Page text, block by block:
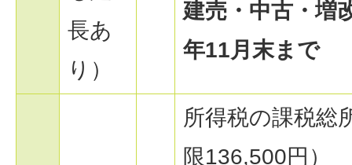
長あ
り）
建売・中古・増
年11月末まで
所得税の課税総
限136,500円）